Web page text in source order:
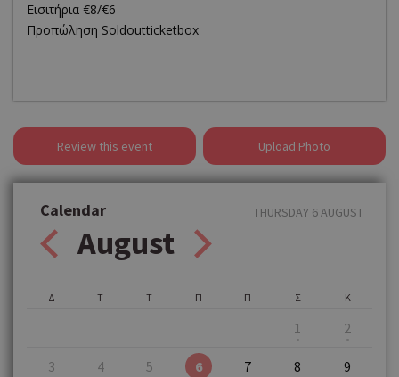
Εισιτήρια €8/€6
Προπώληση Soldoutticketbox
Review this event Upload Photo
Calendar
August
THURSDAY 6 AUGUST
Δ Τ Τ Π Π Σ
1
Κ
2
3 4 5 6 7 8 9